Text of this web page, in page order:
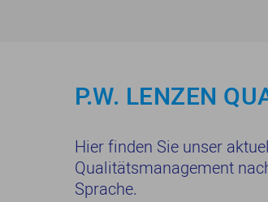
P.W. LENZEN
Hier finden Sie unser
Qualitätsmanagement
Sprache.